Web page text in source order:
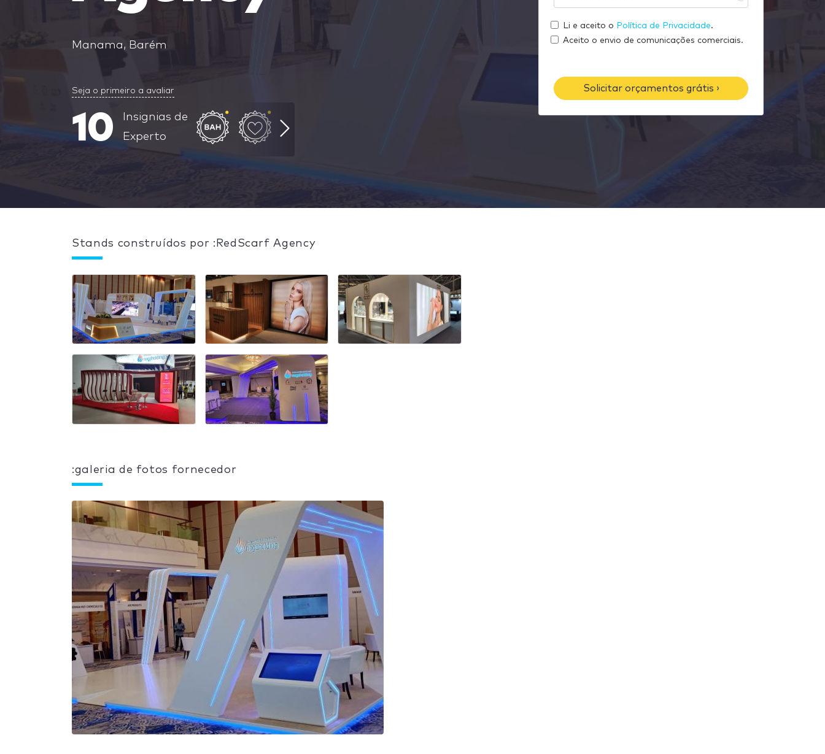
Manama, Barém
Seja o primeiro a avaliar
10
Insignias de
Experto
e
m
a
s
e
u
e
Li e aceito o Política de Privacidade.
Aceito o envio de comunicações comerciais.
Solicitar orçamentos grátis ›
Stands construídos por :RedScarf Agency
:galeria de fotos fornecedor